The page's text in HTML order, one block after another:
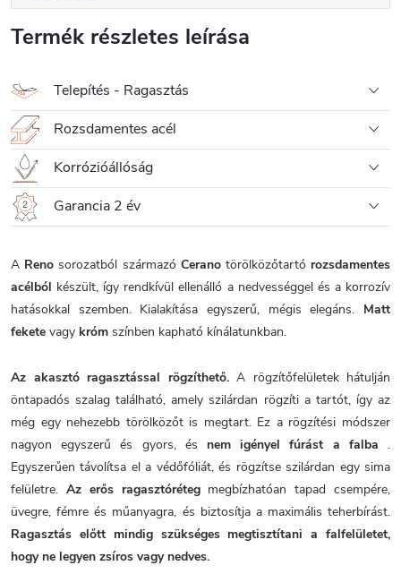
Termék részletes leírása
Telepítés - Ragasztás
Rozsdamentes acél
Korrózióállóság
Garancia 2 év
A Reno sorozatból származó Ceranotörölközőtartó rozsdamentes
acélból készült, így rendkívül ellenálló a nedvességgel és a korrozív
hatásokkal szemben. Kialakítása egyszerű, mégis elegáns. Matt
fekete vagy króm színben kapható kínálatunkban.
Az akasztó ragasztással rögzíthető.A rögzítőfelületek hátulján
öntapadós szalag található, amely szilárdan rögzíti a tartót, így az
még egy nehezebb törölközőt is megtart. Ez a rögzítési módszer
nagyon egyszerű és gyors, és nem igényel fúrást a falba .
Egyszerűen távolítsa el a védőfóliát, és rögzítse szilárdan egy sima
felületre. Az erős ragasztórétegmegbízhatóan tapad csempére,
üvegre, fémre és műanyagra, és biztosítja a maximális teherbírást.
Ragasztás előtt mindig szükséges megtisztítani a falfelületet,
hogy ne legyen zsíros vagy nedves.